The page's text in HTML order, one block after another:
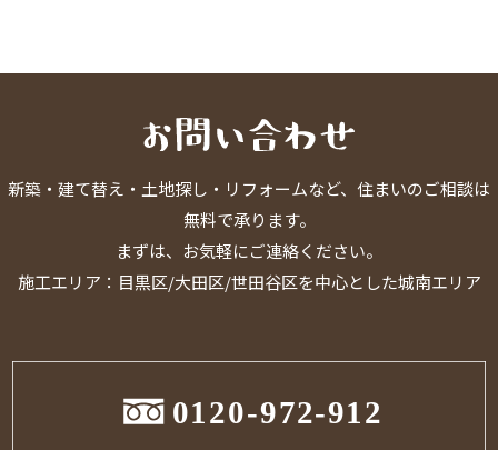
新築・建て替え・土地探し・リフォームなど、住まいのご相談は
無料で承ります。
まずは、お気軽にご連絡ください。
施工エリア：目黒区/大田区/世田谷区を中心とした城南エリア